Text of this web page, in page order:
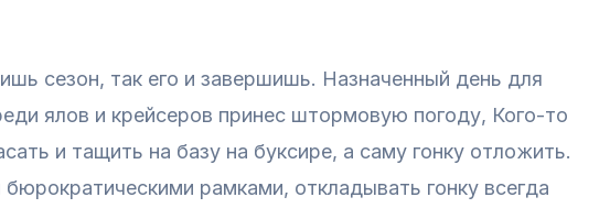
сезон, так его и завершишь. Назначенный день для
ялов и крейсеров принес штормовую погоду, Кого-то
и тащить на базу на буксире, а саму гонку отложить.
рамками, откладывать гонку всегда